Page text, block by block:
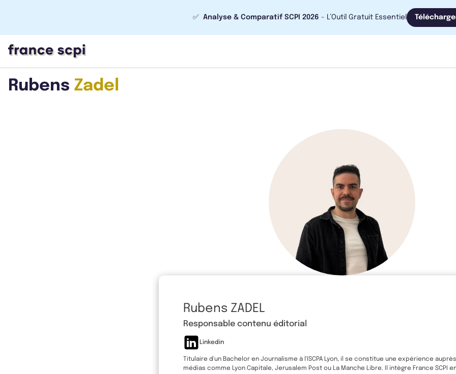
✅ Analyse & Comparatif SCPI 2026 - L’Outil Gratuit Essentiel
Rubens Zadel
Rubens ZADEL
Responsable contenu éditorial
Linkedin
Titulaire d'un Bachelor en Journalisme à l'ISCPA Lyon, il se constitue une expérience
médias comme Lyon Capitale, Jerusalem Post ou La Manche Libre. Il intègre France SCPI